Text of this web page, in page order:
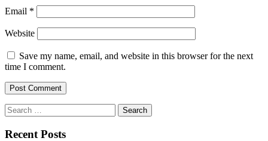
Email *
Website
Save my name, email, and website in this browser for the next
time I comment.
Search
for:
Recent Posts